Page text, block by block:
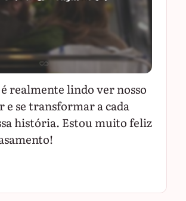
realmente lindo ver nosso
e se transformar a cada
história. Estou muito feliz